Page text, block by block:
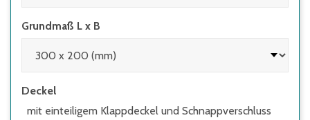
Grundmaß L x B
Deckel
mit einteiligem Klappdeckel und Schnappverschluss